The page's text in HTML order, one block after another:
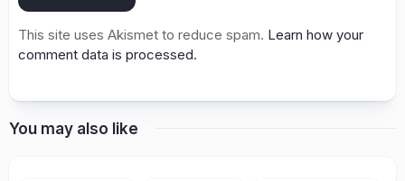
This site uses Akismet to reduce spam. Learn how your
comment data is processed.
You may also like